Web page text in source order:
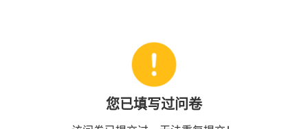
您已填写过问卷